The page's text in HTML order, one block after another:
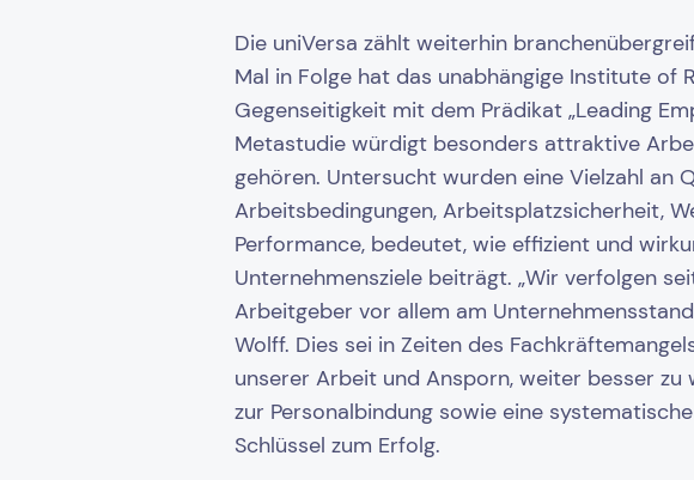
Die uniVersa zählt weiterhin
Mal in Folge hat das unabhängige Institute of
Gegenseitigkeit mit dem Prädikat „Leading
Metastudie würdigt besonders attraktive
gehören. Untersucht wurden eine Vielzahl
Arbeitsbedingungen, Arbeitsplatzsicherheit,
Performance, bedeutet, wie effizient und
Unternehmensziele beiträgt. „Wir verfolgen
Arbeitgeber vor allem am
Wolff. Dies sei in Zeiten des
unserer Arbeit und Ansporn, weiter besser
zur Personalbindung sowie eine
Schlüssel zum Erfolg.